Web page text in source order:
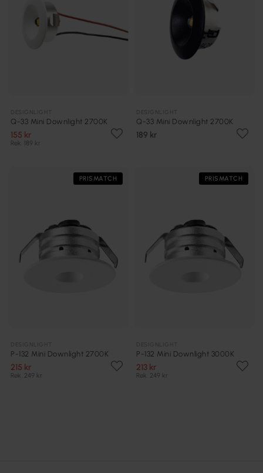
Q-33 Mini Downlight 2700K
155 kr
Rek. 189 kr
Q-33 Mini Downlight 2700K
189 kr
PRISMATCH
P-132 Mini Downlight 2700K
215 kr
Rek. 249 kr
PRISMATCH
P-132 Mini Downlight 3000K
213 kr
Rek. 249 kr